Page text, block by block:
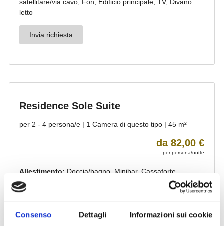
Consenso Dettagli Informazioni sui cookie